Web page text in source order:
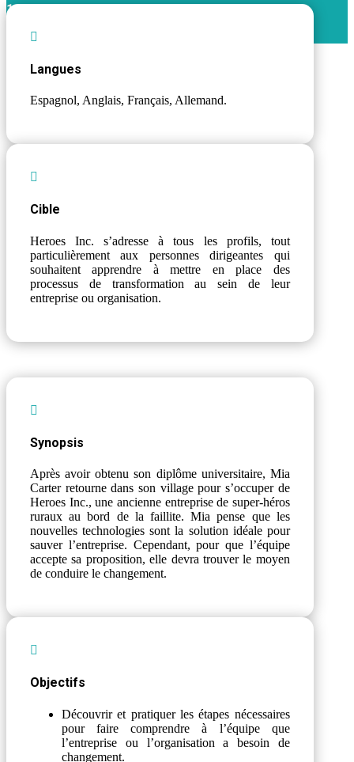
1 heure 30 min
Catégories :

Langues
Espagnol, Anglais, Français, Allemand.

Cible
Heroes Inc. s’adresse à tous les profils, tout
particulièrement aux personnes dirigeantes qui
souhaitent apprendre à mettre en place des
processus de transformation au sein de leur
entreprise ou organisation.

Synopsis
Après avoir obtenu son diplôme universitaire, Mia
Carter retourne dans son village pour s’occuper de
Heroes Inc., une ancienne entreprise de super-héros
ruraux au bord de la faillite. Mia pense que les
nouvelles technologies sont la solution idéale pour
sauver l’entreprise. Cependant, pour que l’équipe
accepte sa proposition, elle devra trouver le moyen
de conduire le changement.

Objectifs
Découvrir et pratiquer les étapes nécessaires
pour faire comprendre à l’équipe que
l’entreprise ou l’organisation a besoin de
changement.